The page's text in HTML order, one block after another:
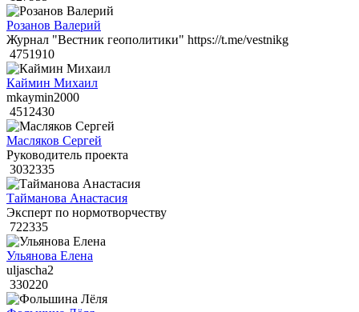
Розанов Валерий
Журнал "Вестник геополитики" https://t.me/vestnikg
4751910
Каймин Михаил
mkaymin2000
4512430
Масляков Сергей
Руководитель проекта
3032335
Тайманова Анастасия
Эксперт по нормотворчеству
722335
Ульянова Елена
uljascha2
330220